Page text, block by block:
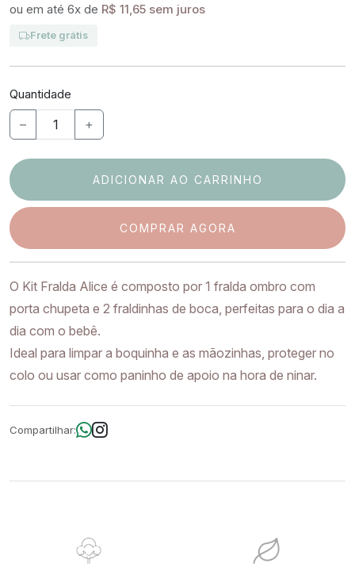
ou em até 6x de R$ 11,65 sem juros
Frete grátis
Quantidade
– +
ADICIONAR AO CARRINHO
COMPRAR AGORA
O Kit Fralda Alice é composto por 1 fralda ombro com
porta chupeta e 2 fraldinhas de boca, perfeitas para o dia a
dia com o bebê.
Ideal para limpar a boquinha e as mãozinhas, proteger no
colo ou usar como paninho de apoio na hora de ninar.
Compartilhar: